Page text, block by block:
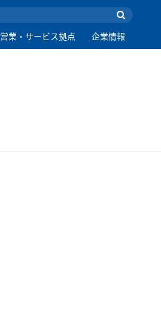
営業・サービス拠点 企業情報